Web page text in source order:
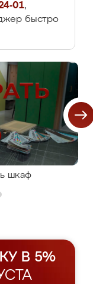
01,
быстро
шкаф
В 5%